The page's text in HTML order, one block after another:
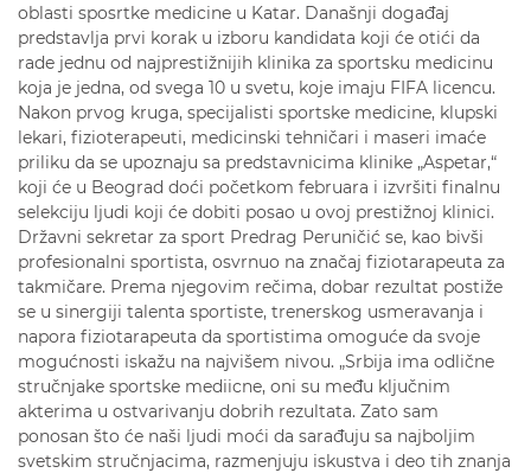
oblasti sposrtke medicine u Katar. Današnji događaj
predstavlja prvi korak u izboru kandidata koji će otići da
rade jednu od najprestižnijih klinika za sportsku medicinu
koja je jedna, od svega 10 u svetu, koje imaju FIFA licencu.
Nakon prvog kruga, specijalisti sportske medicine, klupski
lekari, fizioterapeuti, medicinski tehničari i maseri imaće
priliku da se upoznaju sa predstavnicima klinike „Aspetar,“
koji će u Beograd doći početkom februara i izvršiti finalnu
selekciju ljudi koji će dobiti posao u ovoj prestižnoj klinici.
Državni sekretar za sport Predrag Peruničić se, kao bivši
profesionalni sportista, osvrnuo na značaj fiziotarapeuta za
takmičare. Prema njegovim rečima, dobar rezultat postiže
se u sinergiji talenta sportiste, trenerskog usmeravanja i
napora fiziotarapeuta da sportistima omoguće da svoje
mogućnosti iskažu na najvišem nivou. „Srbija ima odlične
stručnjake sportske mediicne, oni su među ključnim
akterima u ostvarivanju dobrih rezultata. Zato sam
ponosan što će naši ljudi moći da sarađuju sa najboljim
svetskim stručnjacima, razmenjuju iskustva i deo tih znanja